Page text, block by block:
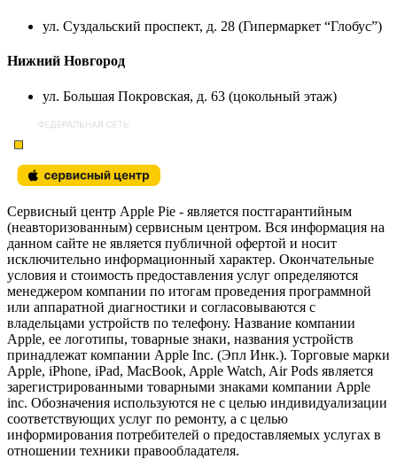
ул. Суздальский проспект, д. 28 (Гипермаркет “Глобус”)
Нижний Новгород
ул. Большая Покровская, д. 63 (цокольный этаж)
Сервисный центр Apple Pie - является постгарантийным
(неавторизованным) сервисным центром. Вся информация на
данном сайте не является публичной офертой и носит
исключительно информационный характер. Окончательные
условия и стоимость предоставления услуг определяются
менеджером компании по итогам проведения программной
или аппаратной диагностики и согласовываются с
владельцами устройств по телефону. Название компании
Apple, ее логотипы, товарные знаки, названия устройств
принадлежат компании Apple Inc. (Эпл Инк.). Торговые марки
Apple, iPhone, iPad, MacBook, Apple Watch, Air Pods является
зарегистрированными товарными знаками компании Apple
inc. Обозначения используются не с целью индивидуализации
соответствующих услуг по ремонту, а с целью
информирования потребителей о предоставляемых услугах в
отношении техники правообладателя.